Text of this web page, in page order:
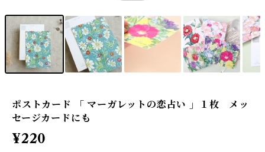
ポストカード 「 マーガレットの恋占い 」１枚 メッ
セージカードにも
¥220